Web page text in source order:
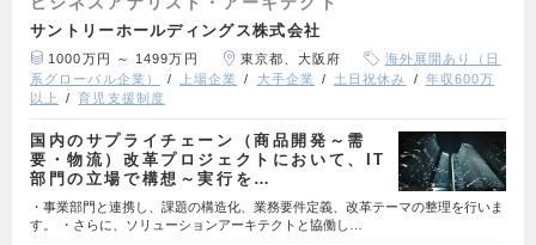
サントリーホールディングス株式会社
1000万円 ～ 1499万円 東京都、大阪府
海外展開あり（日
系グローバル企業）
上場企業 大手企業 土日祝休み
年収600万
以上
育児支援制度
国内のサプライチェーン（商品開発～需
要・物流）改革プロジェクトにおいて、IT
部門の立場で構想～実行を…
・事業部門と連携し、課題の構造化、業務要件定義、改革テーマの整理を行いま
す。 ・さらに、ソリューションアーキテクトと協働し…